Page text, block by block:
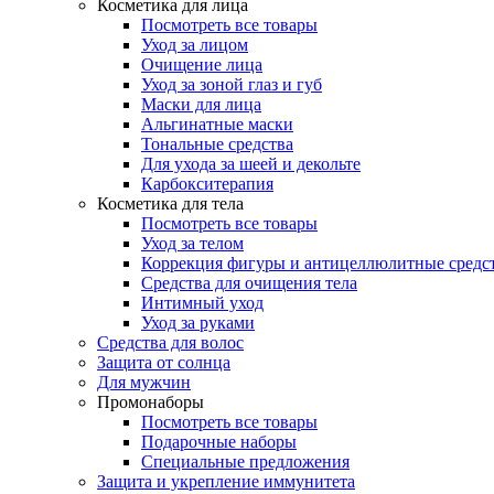
Косметика для лица
Посмотреть все товары
Уход за лицом
Очищение лица
Уход за зоной глаз и губ
Маски для лица
Альгинатные маски
Тональные средства
Для ухода за шеей и декольте
Карбокситерапия
Косметика для тела
Посмотреть все товары
Уход за телом
Коррекция фигуры и антицеллюлитные
Средства для очищения тела
Интимный уход
Уход за руками
Средства для волос
Защита от солнца
Для мужчин
Промонаборы
Посмотреть все товары
Подарочные наборы
Специальные предложения
Защита и укрепление иммунитета